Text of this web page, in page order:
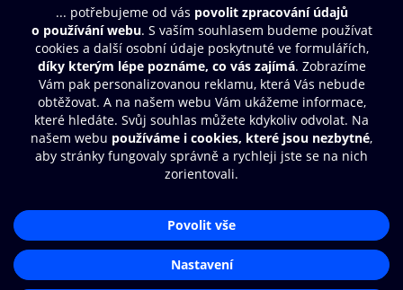
Obsah ke stažení
Moje O2 Knihovna
Další zábava
© O2 Czech Republic a.s.
Přístupnost
Zásady zpracování osobních údajůAplikace O2 Knihovna
Čti a poslouchej své e-knihy a
audioknihy rychleji a pohodlněji.